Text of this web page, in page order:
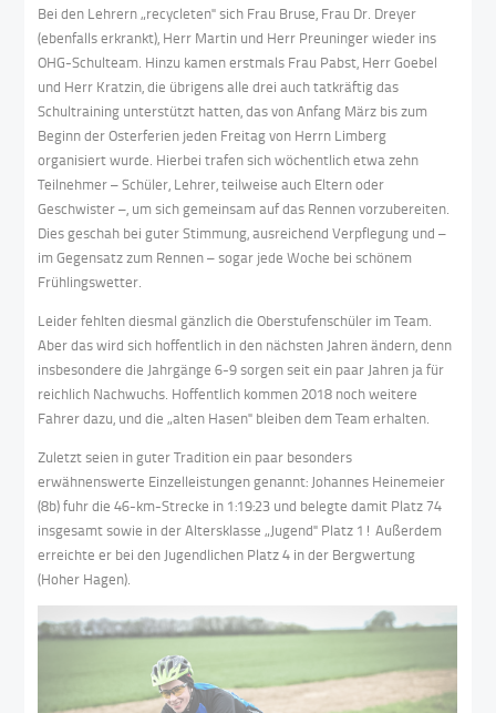
Bei den Lehrern „recycleten" sich Frau Bruse, Frau Dr. Dreyer
(ebenfalls erkrankt), Herr Martin und Herr Preuninger wieder ins
OHG-Schulteam. Hinzu kamen erstmals Frau Pabst, Herr Goebel
und Herr Kratzin, die übrigens alle drei auch tatkräftig das
Schultraining unterstützt hatten, das von Anfang März bis zum
Beginn der Osterferien jeden Freitag von Herrn Limberg
organisiert wurde. Hierbei trafen sich wöchentlich etwa zehn
Teilnehmer – Schüler, Lehrer, teilweise auch Eltern oder
Geschwister –, um sich gemeinsam auf das Rennen vorzubereiten.
Dies geschah bei guter Stimmung, ausreichend Verpflegung und –
im Gegensatz zum Rennen – sogar jede Woche bei schönem
Frühlingswetter.
Leider fehlten diesmal gänzlich die Oberstufenschüler im Team.
Aber das wird sich hoffentlich in den nächsten Jahren ändern, denn
insbesondere die Jahrgänge 6-9 sorgen seit ein paar Jahren ja für
reichlich Nachwuchs. Hoffentlich kommen 2018 noch weitere
Fahrer dazu, und die „alten Hasen" bleiben dem Team erhalten.
Zuletzt seien in guter Tradition ein paar besonders
erwähnenswerte Einzelleistungen genannt: Johannes Heinemeier
(8b) fuhr die 46-km-Strecke in 1:19:23 und belegte damit Platz 74
insgesamt sowie in der Altersklasse „Jugend" Platz 1! Außerdem
erreichte er bei den Jugendlichen Platz 4 in der Bergwertung
(Hoher Hagen).